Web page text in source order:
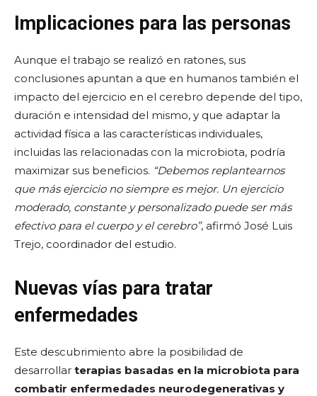
Implicaciones para las personas
Aunque el trabajo se realizó en ratones, sus
conclusiones apuntan a que en humanos también el
impacto del ejercicio en el cerebro depende del tipo,
duración e intensidad del mismo, y que adaptar la
actividad física a las características individuales,
incluidas las relacionadas con la microbiota, podría
maximizar sus beneficios. “Debemos replantearnos
que más ejercicio no siempre es mejor. Un ejercicio
moderado, constante y personalizado puede ser más
efectivo para el cuerpo y el cerebro”, afirmó José Luis
Trejo, coordinador del estudio.
Nuevas vías para tratar
enfermedades
Este descubrimiento abre la posibilidad de
desarrollar terapias basadas en la microbiota para
combatir enfermedades neurodegenerativas y